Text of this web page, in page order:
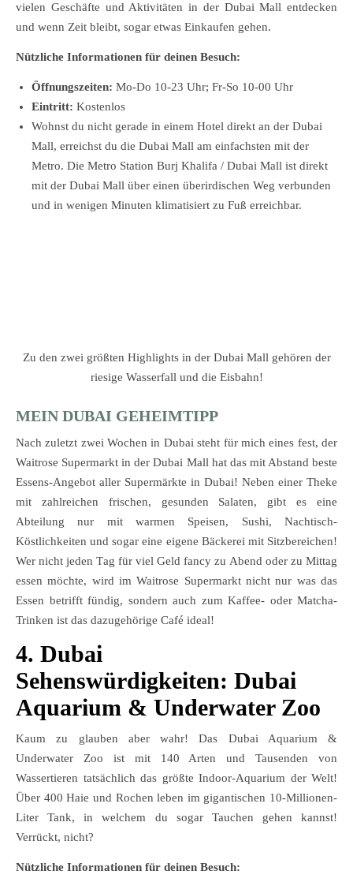
vielen Geschäfte und Aktivitäten in der Dubai Mall entdecken
und wenn Zeit bleibt, sogar etwas Einkaufen gehen.
Nützliche Informationen für deinen Besuch:
Öffnungszeiten: Mo-Do 10-23 Uhr; Fr-So 10-00 Uhr
Eintritt: Kostenlos
Wohnst du nicht gerade in einem Hotel direkt an der Dubai
Mall, erreichst du die Dubai Mall am einfachsten mit der
Metro. Die Metro Station Burj Khalifa / Dubai Mall ist direkt
mit der Dubai Mall über einen überirdischen Weg verbunden
und in wenigen Minuten klimatisiert zu Fuß erreichbar.
Zu den zwei größten Highlights in der Dubai Mall gehören der
riesige Wasserfall und die Eisbahn!
MEIN DUBAI GEHEIMTIPP
Nach zuletzt zwei Wochen in Dubai steht für mich eines fest, der
Waitrose Supermarkt in der Dubai Mall hat das mit Abstand beste
Essens-Angebot aller Supermärkte in Dubai! Neben einer Theke
mit zahlreichen frischen, gesunden Salaten, gibt es eine
Abteilung nur mit warmen Speisen, Sushi, Nachtisch-
Köstlichkeiten und sogar eine eigene Bäckerei mit Sitzbereichen!
Wer nicht jeden Tag für viel Geld fancy zu Abend oder zu Mittag
essen möchte, wird im Waitrose Supermarkt nicht nur was das
Essen betrifft fündig, sondern auch zum Kaffee- oder Matcha-
Trinken ist das dazugehörige Café ideal!
4. Dubai
Sehenswürdigkeiten: Dubai
Aquarium & Underwater Zoo
Kaum zu glauben aber wahr! Das Dubai Aquarium &
Underwater Zoo ist mit 140 Arten und Tausenden von
Wassertieren tatsächlich das größte Indoor-Aquarium der Welt!
Über 400 Haie und Rochen leben im gigantischen 10-Millionen-
Liter Tank, in welchem du sogar Tauchen gehen kannst!
Verrückt, nicht?
Nützliche Informationen für deinen Besuch: